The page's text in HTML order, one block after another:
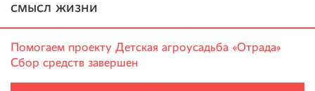
смысл жизни
Помогаем проекту Детская агроусадьба «Отрада»
Сбор средств завершен